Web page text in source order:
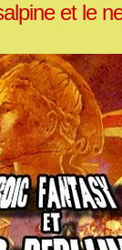
et le